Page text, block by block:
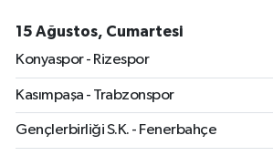
15 Ağustos, Cumartesi
Konyaspor - Rizespor
Kasımpaşa - Trabzonspor
Gençlerbirliği S.K. - Fenerbahçe